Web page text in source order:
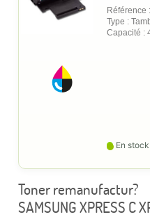
Référence
Type :
Capacité :
En stock
Toner remanufactur?
SAMSUNG XPRESS C